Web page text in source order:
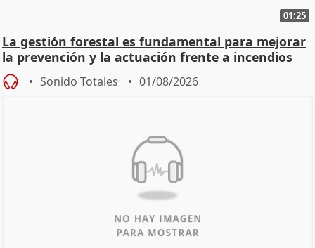
01:25
La gestión forestal es fundamental para mejorar
la prevención y la actuación frente a incendios
Sonido Totales 01/08/2026